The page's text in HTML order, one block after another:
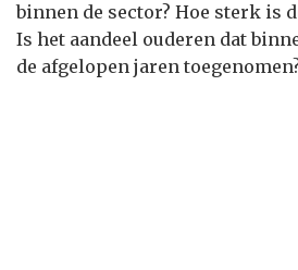
binnen de sector? Hoe sterk is
Is het aandeel ouderen dat
de afgelopen jaren